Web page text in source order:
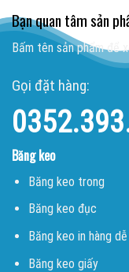
Bạn quan tâm sản
Bấm tên sản phẩm để
Gọi đặt hàng:
Băng keo
Băng keo trong
Băng keo đục
Băng keo in hàng
Băng keo giấy